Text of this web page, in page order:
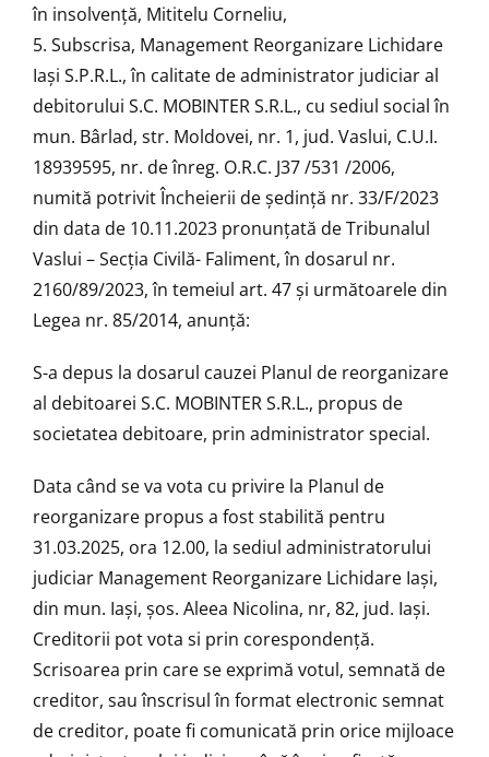
în insolvenţă, Mititelu Corneliu,
5. Subscrisa, Management Reorganizare Lichidare
Iaşi S.P.R.L., în calitate de administrator judiciar al
debitorului S.C. MOBINTER S.R.L., cu sediul social în
mun. Bârlad, str. Moldovei, nr. 1, jud. Vaslui, C.U.I.
18939595, nr. de înreg. O.R.C. J37 /531 /2006,
numită potrivit Încheierii de ședință nr. 33/F/2023
din data de 10.11.2023 pronunţată de Tribunalul
Vaslui – Secţia Civilă- Faliment, în dosarul nr.
2160/89/2023, în temeiul art. 47 și următoarele din
Legea nr. 85/2014, anunță:
S-a depus la dosarul cauzei Planul de reorganizare
al debitoarei S.C. MOBINTER S.R.L., propus de
societatea debitoare, prin administrator special.
Data când se va vota cu privire la Planul de
reorganizare propus a fost stabilită pentru
31.03.2025, ora 12.00, la sediul administratorului
judiciar Management Reorganizare Lichidare Iași,
din mun. Iași, șos. Aleea Nicolina, nr, 82, jud. Iași.
Creditorii pot vota si prin corespondență.
Scrisoarea prin care se exprimă votul, semnată de
creditor, sau înscrisul în format electronic semnat
de creditor, poate fi comunicată prin orice mijloace